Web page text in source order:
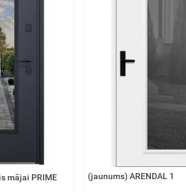
mājai PRIME (jaunums) ARENDAL 1